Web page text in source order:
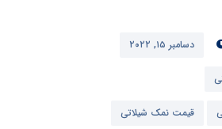
دسامبر ۱۵, ۲۰۲۲
قیمت نمک شیلاتی